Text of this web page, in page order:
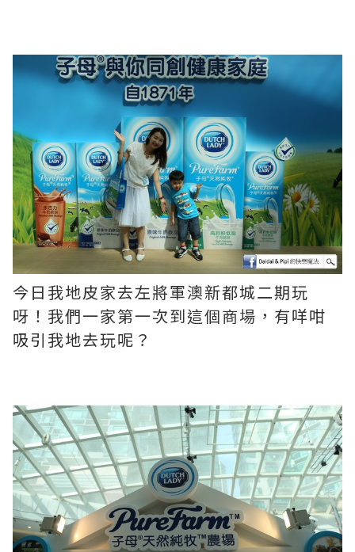
今日我地皮家去左將軍澳新都城二期玩
呀！我們一家第一次到這個商場，有咩咁
吸引我地去玩呢？